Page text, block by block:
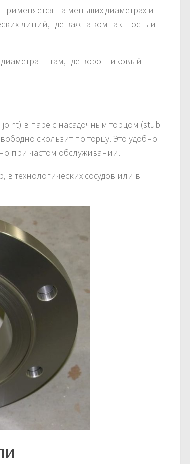
на меньших диаметрах и
линий, где важна компактность и
— там, где воротниковый
в паре с насадочным торцом (stub
скользит по торцу. Это удобно
при частом обслуживании.
технологических сосудов или в